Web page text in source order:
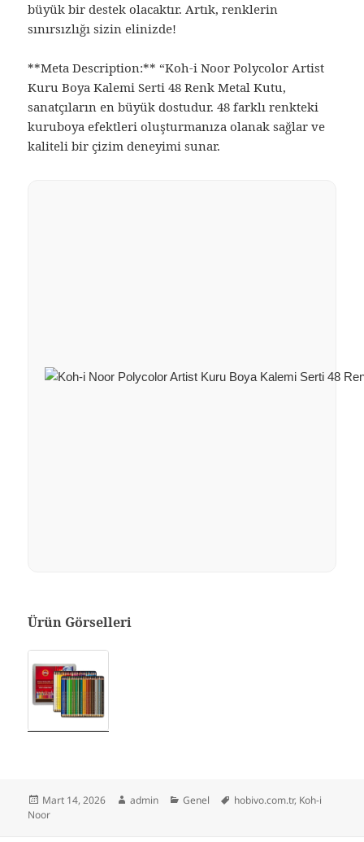
büyük bir destek olacaktır. Artık, renklerin
sınırsızlığı sizin elinizde!
**Meta Description:** “Koh-i Noor Polycolor Artist
Kuru Boya Kalemi Serti 48 Renk Metal Kutu,
sanatçıların en büyük dostudur. 48 farklı renkteki
kuruboya efektleri oluşturmanıza olanak sağlar ve
kaliteli bir çizim deneyimi sunar.
Ürün Görselleri
Yayın
tarihi
Mart 14, 2026 Yazar
admin Kategoriler
Genel Etiketler
hobivo.com.tr, Koh-i
Noor